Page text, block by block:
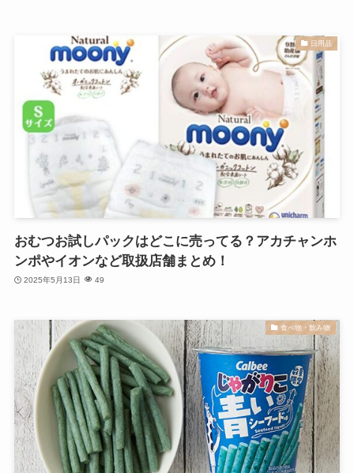
日用品
おむつお試しパックはどこに売ってる？アカチャンホ
ンポやイオンなど取扱店舗まとめ！
2025年5月13日 49
食べ物・飲み物